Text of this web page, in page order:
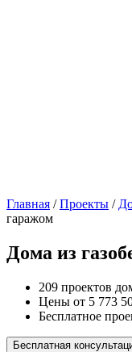
Главная /Проекты /
гаражом
Дома из
209 проектов
Цены от 5 773
Бесплатное
Бесплатная